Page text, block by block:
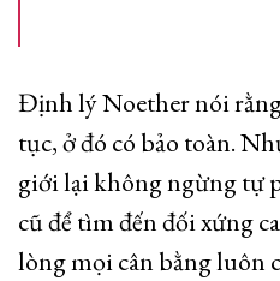
Định lý Noether nói
tục, ở đó có bảo toàn.
giới lại không ngừng tự
cũ để tìm đến đối xứng
lòng mọi cân bằng luôn